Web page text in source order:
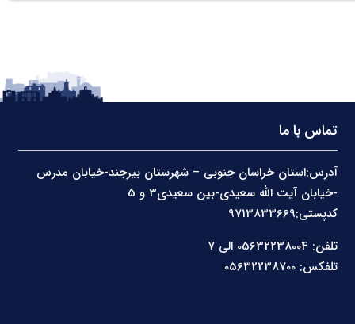
تماس با ما
آدرس:استان خراسان جنوبی – شهرستان بیرجند-خیابان مدرس
کدپستی:9713833669
تلفن: 05632238004 الی 7
تلفکس: 05632238700